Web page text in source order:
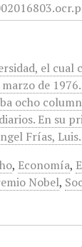
el cual
de
ocho
En su
Frías,
, Economía,
Nobel,